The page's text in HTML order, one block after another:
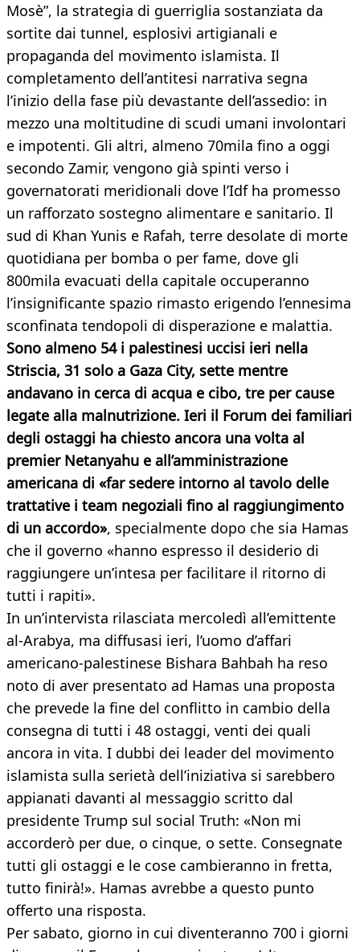
Mosè”, la strategia di guerriglia sostanziata da
sortite dai tunnel, esplosivi artigianali e
propaganda del movimento islamista. Il
completamento dell’antitesi narrativa segna
l’inizio della fase più devastante dell’assedio: in
mezzo una moltitudine di scudi umani involontari
e impotenti. Gli altri, almeno 70mila fino a oggi
secondo Zamir, vengono già spinti verso i
governatorati meridionali dove l’Idf ha promesso
un rafforzato sostegno alimentare e sanitario. Il
sud di Khan Yunis e Rafah, terre desolate di morte
quotidiana per bomba o per fame, dove gli
800mila evacuati della capitale occuperanno
l’insignificante spazio rimasto erigendo l’ennesima
sconfinata tendopoli di disperazione e malattia.
Sono almeno 54 i palestinesi uccisi ieri nella
Striscia, 31 solo a Gaza City, sette mentre
andavano in cerca di acqua e cibo, tre per cause
legate alla malnutrizione. Ieri il Forum dei familiari
degli ostaggi ha chiesto ancora una volta al
premier Netanyahu e all’amministrazione
americana di «far sedere intorno al tavolo delle
trattative i team negoziali fino al raggiungimento
di un accordo», specialmente dopo che sia Hamas
che il governo «hanno espresso il desiderio di
raggiungere un’intesa per facilitare il ritorno di
tutti i rapiti».
In un’intervista rilasciata mercoledì all’emittente
al-Arabya, ma diffusasi ieri, l’uomo d’affari
americano-palestinese Bishara Bahbah ha reso
noto di aver presentato ad Hamas una proposta
che prevede la fine del conflitto in cambio della
consegna di tutti i 48 ostaggi, venti dei quali
ancora in vita. I dubbi dei leader del movimento
islamista sulla serietà dell’iniziativa si sarebbero
appianati davanti al messaggio scritto dal
presidente Trump sul social Truth: «Non mi
accorderò per due, o cinque, o sette. Consegnate
tutti gli ostaggi e le cose cambieranno in fretta,
tutto finirà!». Hamas avrebbe a questo punto
offerto una risposta.
Per sabato, giorno in cui diventeranno 700 i giorni